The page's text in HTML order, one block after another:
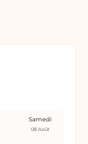
Samedi
08 Août